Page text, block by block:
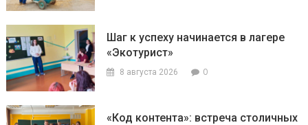
Шаг к успеху начинается в лагере
«Экотурист»
8 августа 2026 0
«Код контента»: встреча столичных